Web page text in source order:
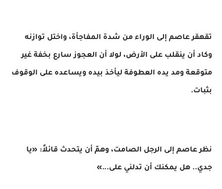
​تقهقر عاصم إلى الوراء من شدة المفاجأة، واختل توازنه
وكاد أن ينقلب على الأرض، لولا أن العجوز سارع بخفة غير
متوقعة ومد يده العطوفة ليأخذ بيده ويساعده على الوقوف
بثبات.
نظر عاصم إلى الرجل الصامت، وهمّ أن يتحدث قائلاً: «يا
جدي.. هل يمكنك أن تدلني على...»